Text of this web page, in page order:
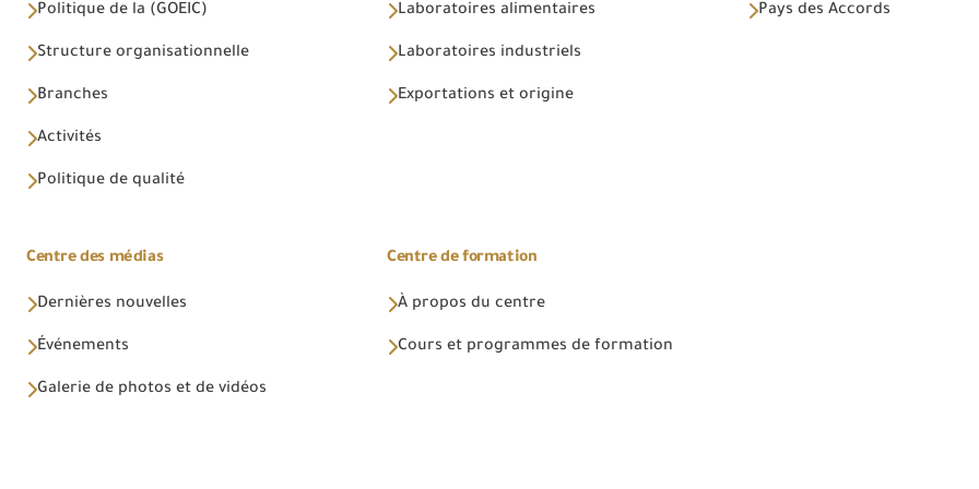
Politique de la (GOEIC)
Structure organisationnelle
Branches
Activités
Politique de qualité
Laboratoires alimentaires
Laboratoires industriels
Exportations et origine
Pays des Accords
Centre des médias
Dernières nouvelles
Événements
Galerie de photos et de vidéos
Centre de formation
À propos du centre
Cours et programmes de formation